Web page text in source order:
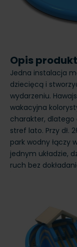
Opis
Jedna instalacja
dziecięcą i
wydarzeniu.
wakacyjna
charakter, dlatego
stref lato. Przy dł.
park wodny łączy
jednym układzie,
ruch bez